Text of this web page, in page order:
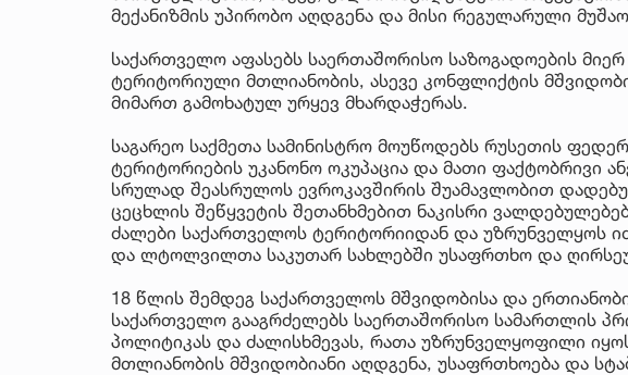
მექანიზმის უპირობო აღდგენა და მისი რეგულარული
საქართველო აფასებს საერთაშორისო საზოგადოების მიერ
ტერიტორიული მთლიანობის, ასევე კონფლიქტის
მიმართ გამოხატულ ურყევ მხარდაჭერას.
საგარეო საქმეთა სამინისტრო მოუწოდებს რუსეთის
ტერიტორიების უკანონო ოკუპაცია და მათი ფაქტობრივი
სრულად შეასრულოს ევროკავშირის შუამავლობით
ცეცხლის შეწყვეტის შეთანხმებით ნაკისრი
ძალები საქართველოს ტერიტორიიდან და უზრუნველყოს
და ლტოლვილთა საკუთარ სახლებში უსაფრთხო და
18 წლის შემდეგ საქართველოს მშვიდობისა და
საქართველო გააგრძელებს საერთაშორისო სამართლის
პოლიტიკას და ძალისხმევას, რათა უზრუნველყოფილი
მთლიანობის მშვიდობიანი აღდგენა, უსაფრთხოება და